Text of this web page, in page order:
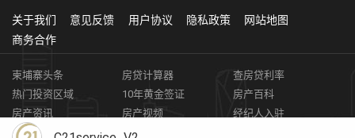
关于我们 意见反馈 用户协议 隐私政策
网站地图
商务合作
柬埔寨头条 房贷计算器
查房贷利率
热门投资区域
10年黄金签证
房产百科
房产资讯
房产视频
经纪人入驻
获取客资
柬埔寨房地产APP